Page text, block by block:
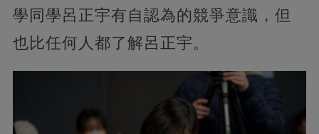
學同學呂正宇有自認為的競爭意識，但
也比任何人都了解呂正宇。